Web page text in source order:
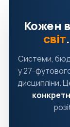
Кожен
світ
Системи,
у 27-
дисципліни.